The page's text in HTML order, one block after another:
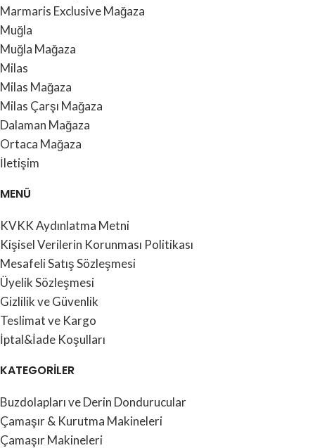
Marmaris Exclusive Mağaza
Muğla
Muğla Mağaza
Milas
Milas Mağaza
Milas Çarşı Mağaza
Dalaman Mağaza
Ortaca Mağaza
İletişim
MENÜ
KVKK Aydınlatma Metni
Kişisel Verilerin Korunması Politikası
Mesafeli Satış Sözleşmesi
Üyelik Sözleşmesi
Gizlilik ve Güvenlik
Teslimat ve Kargo
İptal&İade Koşulları
KATEGORİLER
Buzdolapları ve Derin Dondurucular
Çamaşır & Kurutma Makineleri
Çamaşır Makineleri